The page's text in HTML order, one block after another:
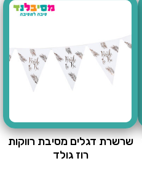
שרשרת דגלים מסיבת רווקות
רוז גולד